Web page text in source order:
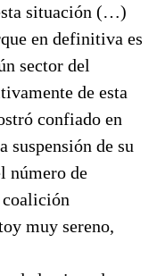
situación (…)
en definitiva es
sector del
de esta
confiado en
suspensión de su
número de
coalición
muy sereno,